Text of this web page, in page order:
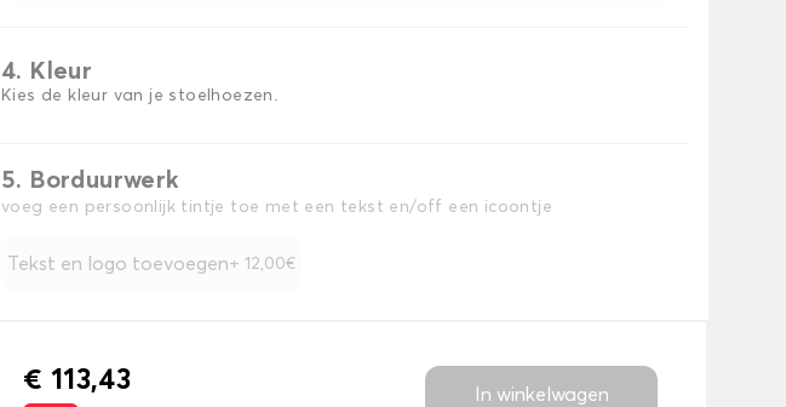
4. Kleur
Kies de kleur van je stoelhoezen.
5. Borduurwerk
voeg een persoonlijk tintje toe met een tekst en/off een icoontje
Tekst en logo toevoegen + 12,00€
€ 113,43 In winkelwagen